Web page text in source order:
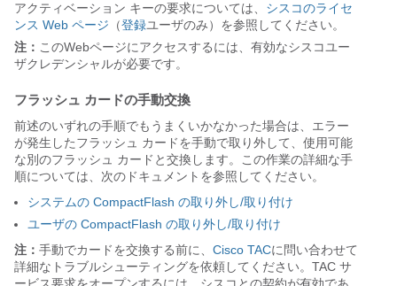
アクティベーション キーの要求については、 シスコのライセ
ンス Web ページ （登録ユーザのみ）を参照してください。
注： このWebページにアクセスするには、有効なシスコユー
ザクレデンシャルが必要です。
フラッシュ カードの手動交換
前述のいずれの手順でもうまくいかなかった場合は、エラー
が発生したフラッシュ カードを手動で取り外して、使用可能
な別のフラッシュ カードと交換します。この作業の詳細な手
順については、次のドキュメントを参照してください。
システムの CompactFlash の取り外し/取り付け
ユーザの CompactFlash の取り外し/取り付け
注： 手動でカードを交換する前に、 Cisco TACに問い合わせて
詳細なトラブルシューティングを依頼してください。TAC サ